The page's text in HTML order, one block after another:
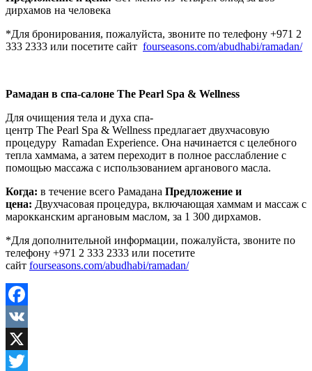
дирхамов на человека
*Для бронирования, пожалуйста, звоните по телефону +971 2
333 2333 или посетите сайт fourseasons.com/abudhabi/ramadan/
Рамадан в спа-салоне The Pearl Spa & Wellness
Для очищения тела и духа спа-
центр The Pearl Spa & Wellness предлагает двухчасовую
процедуру Ramadan Experience. Она начинается с целебного
тепла хаммама, а затем переходит в полное расслабление с
помощью массажа с использованием арганового масла.
Когда: в течение всего Рамадана Предложение и
цена: Двухчасовая процедура, включающая хаммам и массаж с
марокканским аргановым маслом, за 1 300 дирхамов.
*Для дополнительной информации, пожалуйста, звоните по
телефону +971 2 333 2333 или посетите
сайт fourseasons.com/abudhabi/ramadan/
Facebook
VK
X